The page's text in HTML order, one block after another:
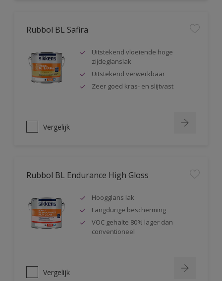
Rubbol BL Safira
Uitstekend vloeiende hoge
zijdeglanslak
Uitstekend verwerkbaar
Zeer goed kras- en slijtvast
Vergelijk
Rubbol BL Endurance High Gloss
Hoogglans lak
Langdurige bescherming
VOC gehalte 80% lager dan
conventioneel
Vergelijk